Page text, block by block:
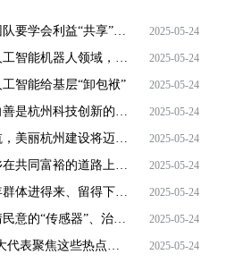
· 市人大代表仇旻：科学家团队要学会利益“共享”，调动各方积极性形成创新合力 2025-05-24
· 市人大代表陈如申：深耕人工智能机器人领域，不断贡献智慧和力量 2025-05-24
智能给基层“卸包袱” 2025-05-24
· 市人大代表孙军文：技术向善是杭州科技创新的底色，也是我们的创业初心 2025-05-24
· 市人大代表徐琼：法规护航，美丽杭州建设将迈上新台阶 2025-05-24
· 市人大代表蓝芳：助力家乡在共同富裕的道路上稳步前行 2025-05-24
· 市人大代表蔡美强：让青年群体进得来、留得下、住得安、能成业 2025-05-24
· 市人大代表宋亚琴：做民情民意的“传感器”、治理创新的“推动者” 2025-05-24
· “代表通道”开启，8位市人大代表聚焦这些热点话题 2025-05-24